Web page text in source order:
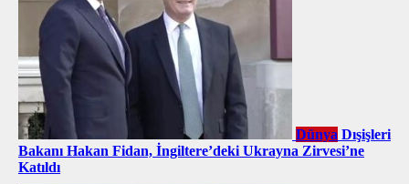
Dünya Dışişleri
Bakanı Hakan Fidan, İngiltere’deki Ukrayna Zirvesi’ne
Katıldı